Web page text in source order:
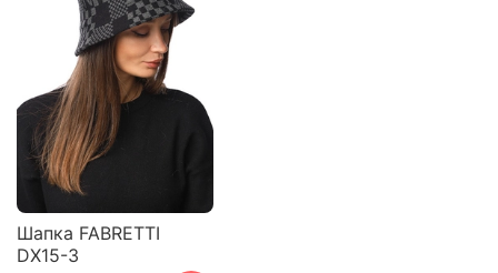
Шапка FABRETTI
DX15-3